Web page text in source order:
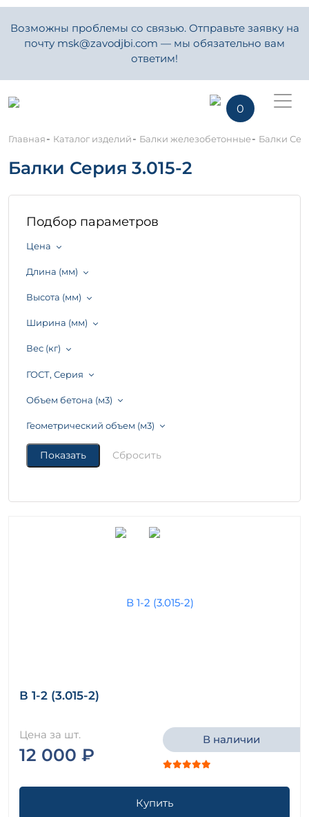
Возможны проблемы со связью. Отправьте заявку на
почту msk@zavodjbi.com — мы обязательно вам
ответим!
0
Главная- Каталог изделий- Балки железобетонные- Балки
Балки Серия 3.015-2
Подбор параметров
Цена
Длина (мм)
Высота (мм)
Ширина (мм)
Вес (кг)
ГОСТ, Серия
Объем бетона (м3)
Геометрический объем (м3)
В 1-2 (3.015-2)
Цена за шт.
12 000 ₽
В наличии
Купить